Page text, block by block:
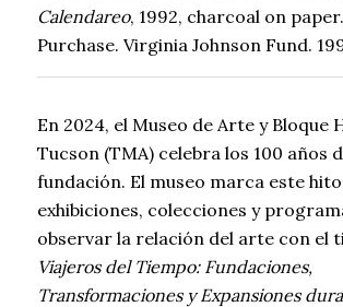
Calendareo, 1992, charcoal on
Purchase. Virginia Johnson Fund.
En 2024, el Museo de Arte y Bloque
Tucson (TMA) celebra los 100 años
fundación. El museo marca este
exhibiciones, colecciones y
observar la relación del arte con el
Viajeros del Tiempo: Fundaciones,
Transformaciones y Expansiones